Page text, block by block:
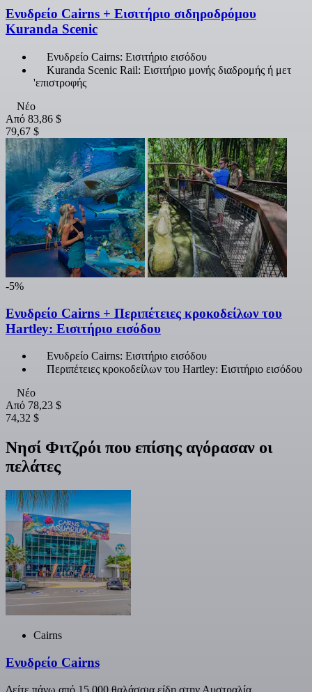
Ενυδρείο Cairns + Εισιτήριο σιδηροδρόμου
Kuranda Scenic
Ενυδρείο Cairns: Εισιτήριο εισόδου
Kuranda Scenic Rail: Εισιτήριο μονής διαδρομής ή μετ
'επιστροφής
Νέο
Από 83,86 $
79,67 $
-5%
Ενυδρείο Cairns + Περιπέτειες κροκοδείλων του
Hartley: Εισιτήριο εισόδου
Ενυδρείο Cairns: Εισιτήριο εισόδου
Περιπέτειες κροκοδείλων του Hartley: Εισιτήριο εισόδου
Νέο
Από 78,23 $
74,32 $
Νησί Φιτζρόι που επίσης αγόρασαν οι
πελάτες
Cairns
Ενυδρείο Cairns
Δείτε πάνω από 15.000 θαλάσσια είδη στην Αυστραλία